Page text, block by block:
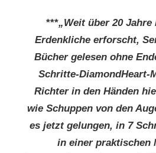
***„Weit über 20 Jahre
Erdenkliche erforscht,
Bücher gelesen ohne
Schritte-DiamondHeart-
Richter in den Händen
wie Schuppen von den
es jetzt gelungen, in 7
in einer praktischen